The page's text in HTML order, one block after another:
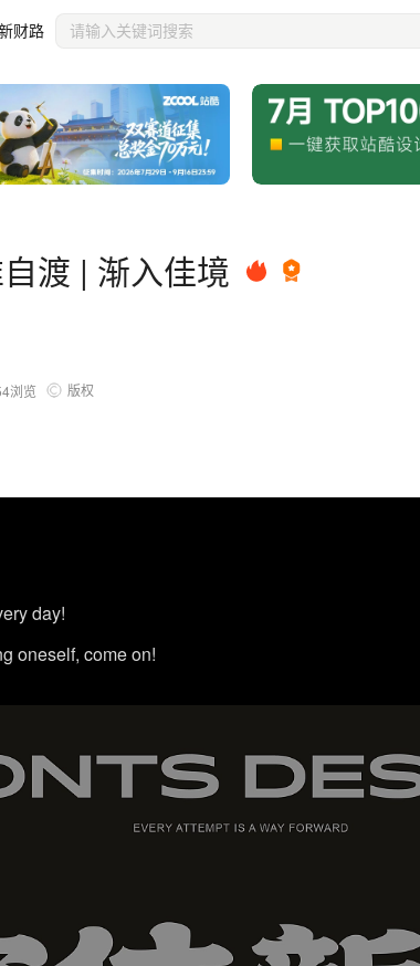
财路
渡 | 渐入佳境
浏览 版权
day!
oneself, come on!